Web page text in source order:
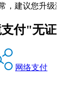
建议您升级
支付"无
网络支付